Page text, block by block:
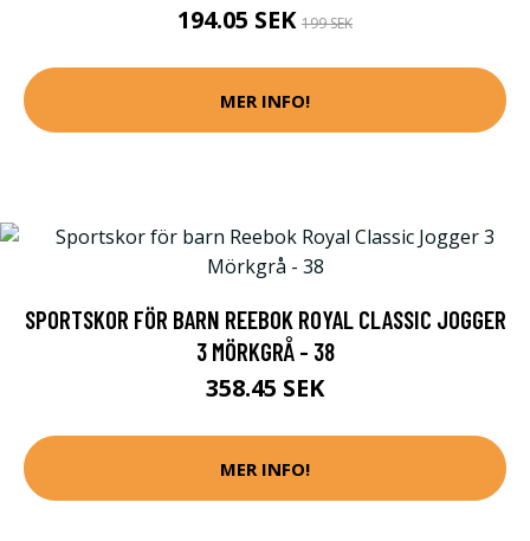
194.05 SEK 199 SEK
MER INFO!
SPORTSKOR FÖR BARN REEBOK ROYAL CLASSIC JOGGER
3 MÖRKGRÅ - 38
358.45 SEK
MER INFO!